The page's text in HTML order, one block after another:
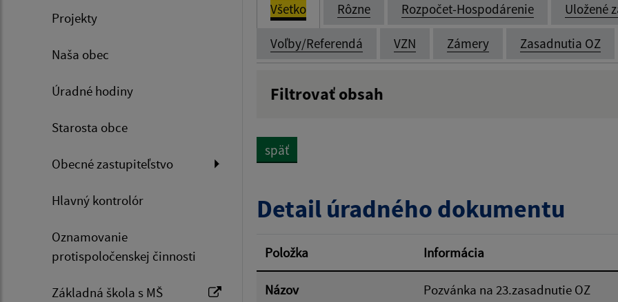
Projekty
Naša obec
Úradné hodiny
Starosta obce
Obecné zastupiteľstvo
Hlavný kontrolór
Oznamovanie
protispoločenskej činnosti
Základná škola s MŠ
Všetko Rôzne Rozpočet-Hospodárenie Uložené
Voľby/Referendá VZN Zámery Zasadnutia OZ
Filtrovať obsah
Filtrovať
späť
Detail úradného dokumentu
Položka Informácia
Názov Pozvánka na 23.zasadnutie OZ